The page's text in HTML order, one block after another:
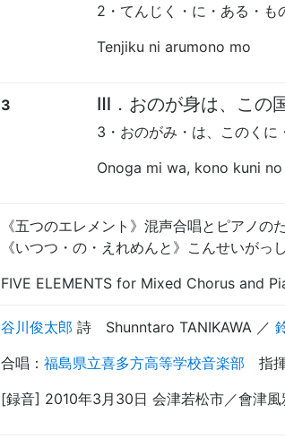
2・てんじく・に・ある・も
Tenjiku ni arumono mo
3 Ⅲ．おのが身は、この
3・おのがみ・は、このくに
Onoga mi wa, kono kuni
《五つのエレメント》混声合唱とピアノの
《いつつ・の・えれめんと》こんせいがっ
FIVE ELEMENTS for Mixed Chorus and
谷川俊太郎 詩 Shunntaro TANIKAWA ／
合唱 ： 福島県立喜多方高等学校音楽部 指
[録音] 2010年3月30日 会津若松市／會津風